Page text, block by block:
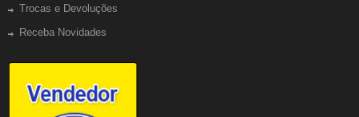
Trocas e Devoluções
Receba Novidades